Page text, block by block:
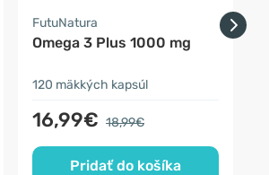
FutuNatura
Omega 3 Plus 1000 mg
120 mäkkých kapsúl
16,99€ 18,99€
Pridať do košíka